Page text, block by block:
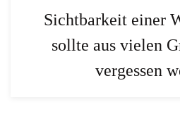
Sichtbarkeit einer
sollte aus vielen
vergessen